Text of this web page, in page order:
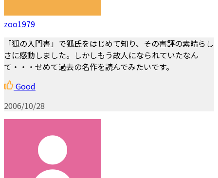
zoo1979
「狐の入門書」で狐氏をはじめて知り、その書評の素晴らし
さに感動しました。しかしもう故人になられていたなん
て・・・せめて過去の名作を読んでみたいです。
Good
2006/10/28